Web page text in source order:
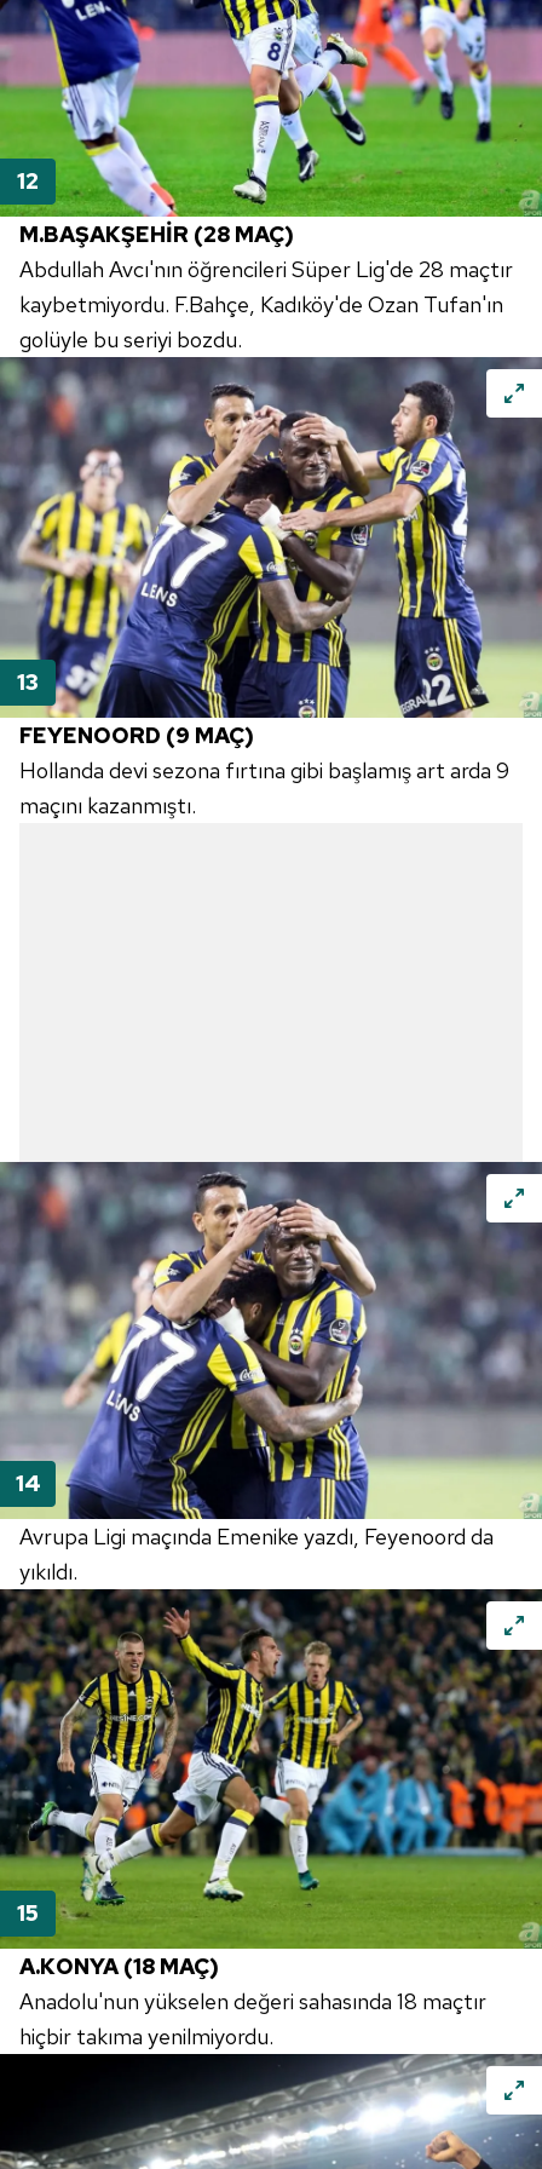
6698 sayılı Kişisel Verilerin Korunması Kanunu uyarınca
hazırlanmış Aydınlatma Metnimizi okumak ve sitemizde
ilgili mevzuata uygun olarak kullanılan çerezlerle ilgili bilgi
almak için lütfen
M.BAŞAKŞEHİR (28 MAÇ)
Abdullah Avcı'nın öğrencileri Süper Lig'de 28 maçtır
kaybetmiyordu. F.Bahçe, Kadıköy'de Ozan Tufan'ın
golüyle bu seriyi bozdu.
FEYENOORD (9 MAÇ)
Hollanda devi sezona fırtına gibi başlamış art arda 9
maçını kazanmıştı.
Avrupa Ligi maçında Emenike yazdı, Feyenoord da
yıkıldı.
A.KONYA (18 MAÇ)
Anadolu'nun yükselen değeri sahasında 18 maçtır
hiçbir takıma yenilmiyordu.